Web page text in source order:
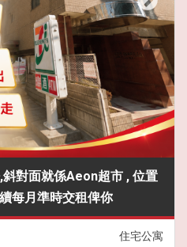
對面就係Aeon超市 , 位置
每月準時交租俾你
住宅公寓